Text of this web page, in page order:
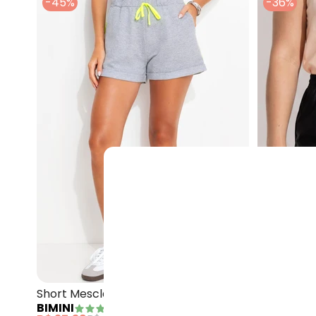
Short Mescla Claro em Moletom
BIMINI